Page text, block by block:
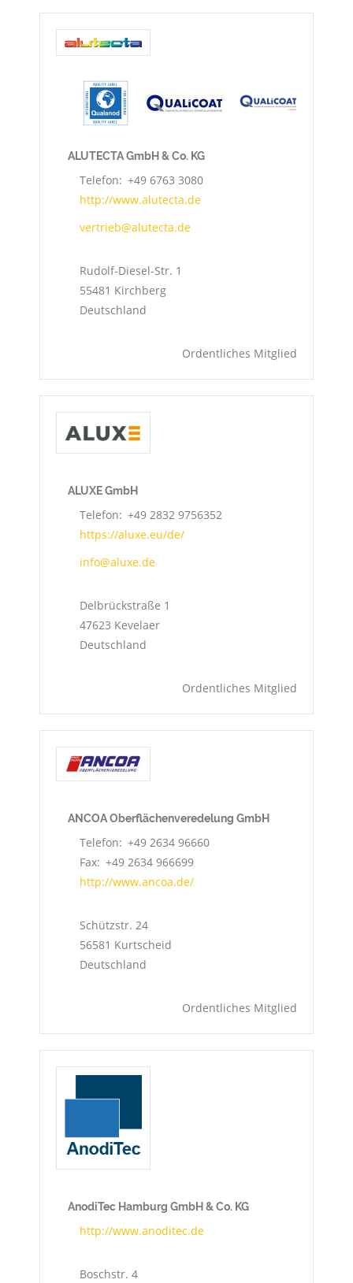
ALUTECTA GmbH & Co. KG
Telefon
+49 6763 3080
http://www.alutecta.de
vertrieb@alutecta.de
Rudolf-Diesel-Str. 1
55481 Kirchberg
Deutschland
Ordentliches Mitglied
ALUXE GmbH
Telefon
+49 2832 9756352
https://aluxe.eu/de/
info@aluxe.de
Delbrückstraße 1
47623 Kevelaer
Deutschland
Ordentliches Mitglied
ANCOA Oberflächenveredelung GmbH
Telefon
+49 2634 96660
Fax +49 2634 966699
http://www.ancoa.de/
Schützstr. 24
56581 Kurtscheid
Deutschland
Ordentliches Mitglied
AnodiTec Hamburg GmbH & Co. KG
http://www.anoditec.de
Boschstr. 4